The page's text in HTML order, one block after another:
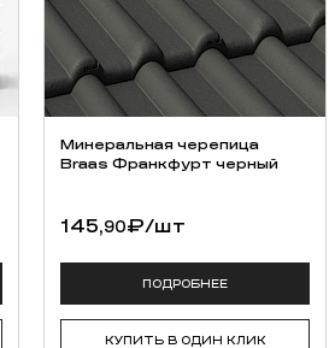
Минеральная черепица
Braas Франкфурт черный
145,90₽/шт
ПОДРОБНЕЕ
КУПИТЬ В ОДИН КЛИК